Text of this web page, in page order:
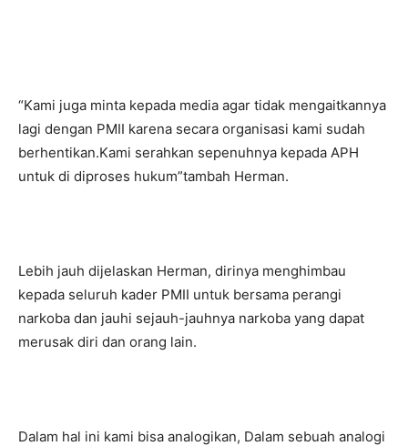
“Kami juga minta kepada media agar tidak mengaitkannya
lagi dengan PMII karena secara organisasi kami sudah
berhentikan.Kami serahkan sepenuhnya kepada APH
untuk di diproses hukum”tambah Herman.
Lebih jauh dijelaskan Herman, dirinya menghimbau
kepada seluruh kader PMII untuk bersama perangi
narkoba dan jauhi sejauh-jauhnya narkoba yang dapat
merusak diri dan orang lain.
Dalam hal ini kami bisa analogikan, Dalam sebuah analogi